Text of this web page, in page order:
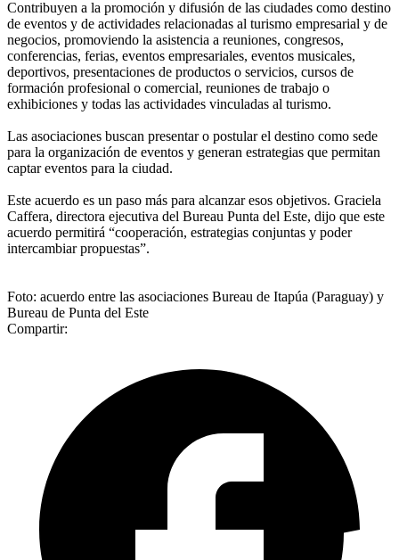
Contribuyen a la promoción y difusión de las ciudades como destino
de eventos y de actividades relacionadas al turismo empresarial y de
negocios, promoviendo la asistencia a reuniones, congresos,
conferencias, ferias, eventos empresariales, eventos musicales,
deportivos, presentaciones de productos o servicios, cursos de
formación profesional o comercial, reuniones de trabajo o
exhibiciones y todas las actividades vinculadas al turismo.
Las asociaciones buscan presentar o postular el destino como sede
para la organización de eventos y generan estrategias que permitan
captar eventos para la ciudad.
Este acuerdo es un paso más para alcanzar esos objetivos. Graciela
Caffera, directora ejecutiva del Bureau Punta del Este, dijo que este
acuerdo permitirá “cooperación, estrategias conjuntas y poder
intercambiar propuestas”.
Foto: acuerdo entre las asociaciones Bureau de Itapúa (Paraguay) y
Bureau de Punta del Este
Compartir: